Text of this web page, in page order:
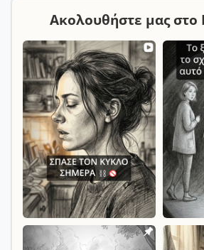
Ακολουθήστε μας στο